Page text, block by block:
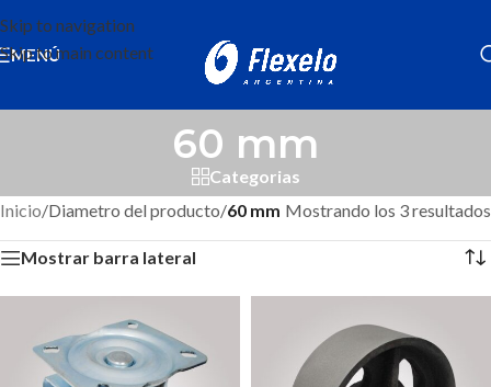
Skip to navigation
Skip to main content
MENÚ
60 mm
Categorias
Inicio/Diametro del producto/60 mm Mostrando los 3 resultados
Mostrar barra lateral